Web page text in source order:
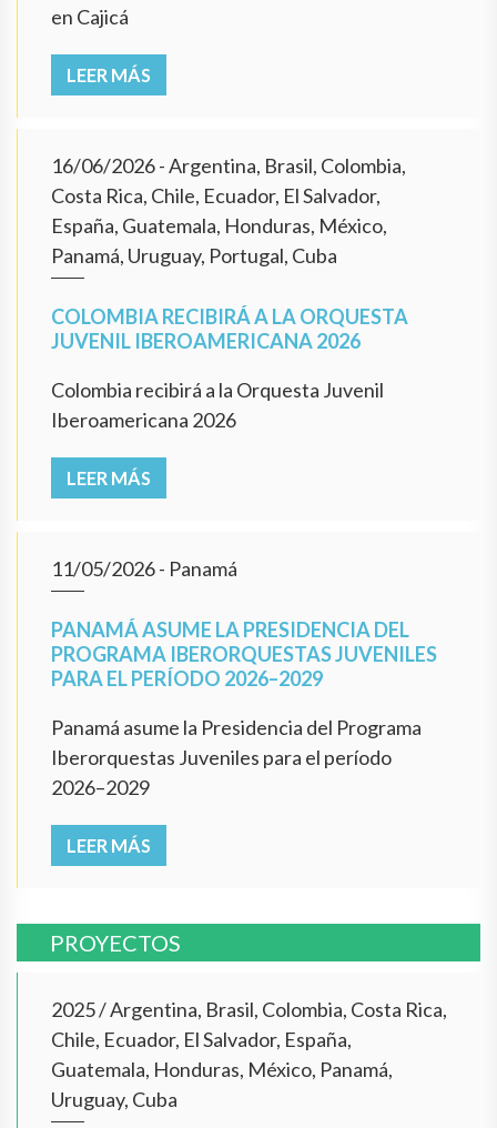
en Cajicá
LEER MÁS
16/06/2026- Argentina, Brasil, Colombia,
Costa Rica, Chile, Ecuador, El Salvador,
España, Guatemala, Honduras, México,
Panamá, Uruguay, Portugal, Cuba
COLOMBIA RECIBIRÁ A LA ORQUESTA
JUVENIL IBEROAMERICANA 2026
Colombia recibirá a la Orquesta Juvenil
Iberoamericana 2026
LEER MÁS
11/05/2026- Panamá
PANAMÁ ASUME LA PRESIDENCIA DEL
PROGRAMA IBERORQUESTAS JUVENILES
PARA EL PERÍODO 2026–2029
Panamá asume la Presidencia del Programa
Iberorquestas Juveniles para el período
2026–2029
LEER MÁS
PROYECTOS
2025/Argentina, Brasil, Colombia, Costa Rica,
Chile, Ecuador, El Salvador, España,
Guatemala, Honduras, México, Panamá,
Uruguay, Cuba